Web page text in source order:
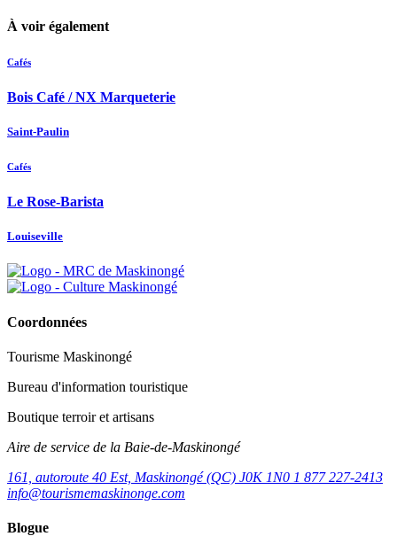
À voir également
Cafés
Bois Café / NX Marqueterie
Saint-Paulin
Cafés
Le Rose-Barista
Louiseville
Coordonnées
Tourisme Maskinongé
Bureau d'information touristique
Boutique terroir et artisans
Aire de service de la Baie-de-Maskinongé
161, autoroute 40 Est, Maskinongé (QC) J0K 1N0 1 877 227-2413
info@tourismemaskinonge.com
Blogue